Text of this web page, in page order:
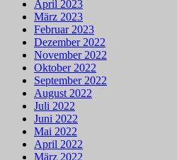
April 2023
März 2023
Februar 2023
Dezember 2022
November 2022
Oktober 2022
September 2022
August 2022
Juli 2022
Juni 2022
Mai 2022
April 2022
März 2022